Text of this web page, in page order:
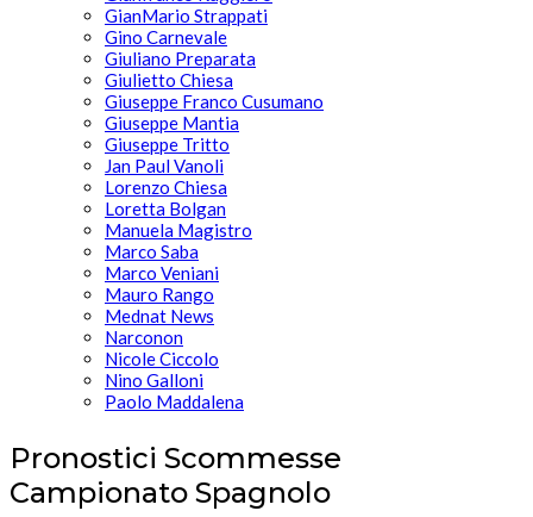
GianMario Strappati
Gino Carnevale
Giuliano Preparata
Giulietto Chiesa
Giuseppe Franco Cusumano
Giuseppe Mantia
Giuseppe Tritto
Jan Paul Vanoli
Lorenzo Chiesa
Loretta Bolgan
Manuela Magistro
Marco Saba
Marco Veniani
Mauro Rango
Mednat News
Narconon
Nicole Ciccolo
Nino Galloni
Paolo Maddalena
Pronostici Scommesse
Campionato Spagnolo